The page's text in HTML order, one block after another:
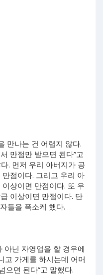
만나는 건 어렵지 않다.
만점만 받으면 된다”고
. 먼저 우리 아버지가 공
점이다. 그리고 우리 아
상이면 만점이다. 또 우
이상이면 만점이다. 단
들을 폭소케 했다.
아닌 자영업을 할 경우에
고 가게를 하시는데 어머
으면 된다”고 말했다.